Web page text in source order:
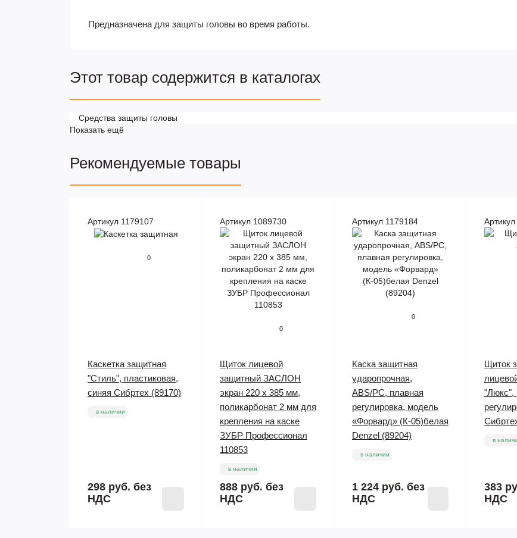
Предназначена для защиты головы во время работы.
Этот товар содержится в каталогах
Средства защиты головы
Показать ещё
Рекомендуемые товары
Артикул 1179107
0
Каскетка защитная
"Стиль", пластиковая,
синяя Сибртех (89170)
в наличии
298 руб. без
НДС
Артикул 1089730
0
Щиток лицевой
защитный ЗАСЛОН
экран 220 x 385 мм,
поликарбонат 2 мм для
крепления на каске
ЗУБР Профессионал
110853
в наличии
888 руб. без
НДС
Артикул 1179184
0
Каска защитная
ударопрочная,
ABS/PC, плавная
регулировка, модель
«Форвард» (К-05)белая
Denzel (89204)
в наличии
1 224 руб. без
НДС
Щиток
"Люкс",
в
383
НДС